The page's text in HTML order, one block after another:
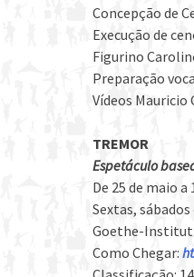
Concepção de
Execução de
Figurino
Preparação
Vídeos Mauricio
TREMOR
Espetáculo
De 25 de maio a
Sextas,
Goethe-Institut
Como Chegar: